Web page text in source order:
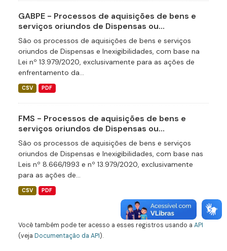
GABPE - Processos de aquisições de bens e
serviços oriundos de Dispensas ou...
São os processos de aquisições de bens e serviços
oriundos de Dispensas e Inexigibilidades, com base na
Lei nº 13.979/2020, exclusivamente para as ações de
enfrentamento da...
CSV PDF
FMS - Processos de aquisições de bens e
serviços oriundos de Dispensas ou...
São os processos de aquisições de bens e serviços
oriundos de Dispensas e Inexigibilidades, com base nas
Leis nº 8.666/1993 e nº 13.979/2020, exclusivamente
para as ações de...
CSV PDF
Você também pode ter acesso a esses registros usando a API
(veja Documentação da API).